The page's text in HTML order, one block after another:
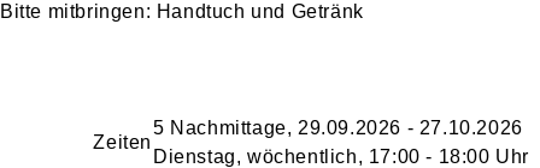
Bitte mitbringen: Handtuch und Getränk
Zeiten
5 Nachmittage, 29.09.2026 - 27.10.2026
Dienstag, wöchentlich, 17:00 - 18:00 Uhr